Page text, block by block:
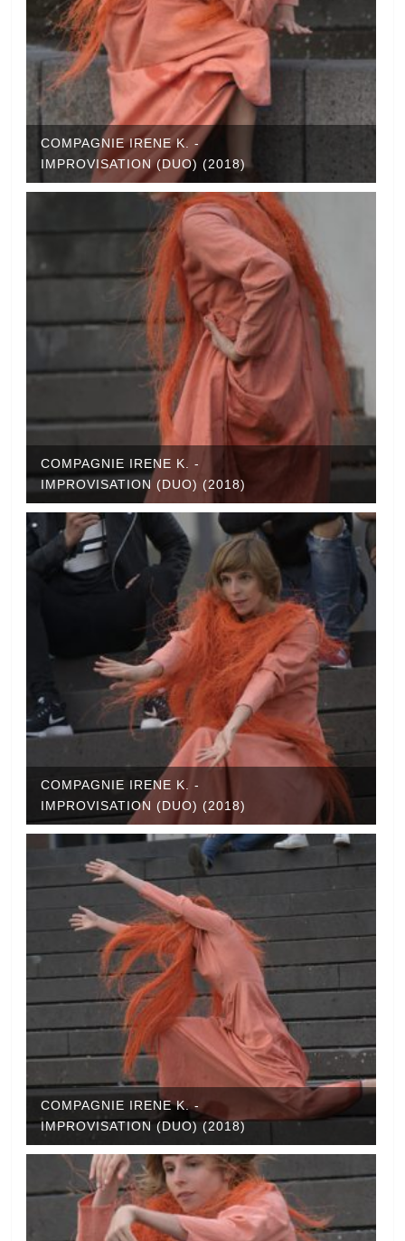
COMPAGNIE IRENE K. -
IMPROVISATION (DUO) (2018)
COMPAGNIE IRENE K. -
IMPROVISATION (DUO) (2018)
COMPAGNIE IRENE K. -
IMPROVISATION (DUO) (2018)
COMPAGNIE IRENE K. -
IMPROVISATION (DUO) (2018)